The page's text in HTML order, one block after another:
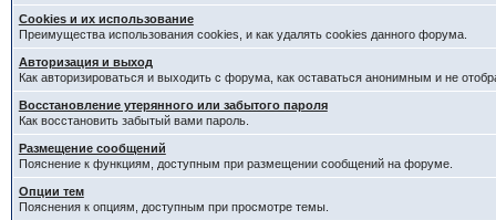
Cookies и их использование
Преимущества использования cookies, и как удалять cookies данного форума.
Авторизация и выход
Как авторизироваться и выходить с форума, как оставаться анонимным и не
Восстановление утерянного или забытого пароля
Как восстановить забытый вами пароль.
Размещение сообщений
Пояснение к функциям, доступным при размещении сообщений на форуме.
Опции тем
Пояснения к опциям, доступным при просмотре темы.